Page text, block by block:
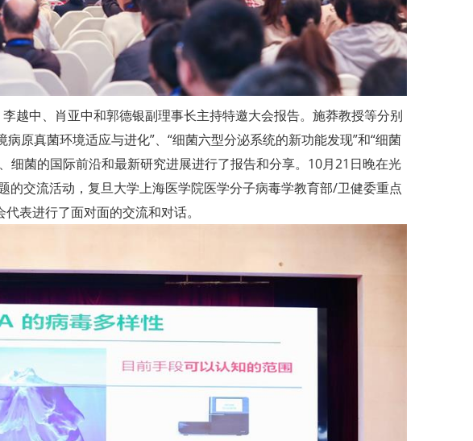
越中、肖亚中和郭德银副理事长主持特邀大会报告。施莽教授等分别
原真菌环境适应与进化”、“细菌六型分泌系统的新功能发现”和“细菌
细菌的国际前沿和最新研究进展进行了报告和分享。10月21日晚在光
的交流活动，复旦大学上海医学院医学分子病毒学教育部/卫健委重点
表进行了面对面的交流和对话。